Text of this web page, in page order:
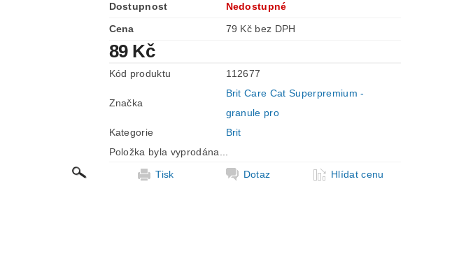
Dostupnost
Nedostupné
Cena
79 Kč bez DPH
89 Kč
Kód produktu 112677
Značka
Brit Care Cat Superpremium -
granule pro
Kategorie
Brit
Položka byla vyprodána...
Tisk
Dotaz Hlídat cenu